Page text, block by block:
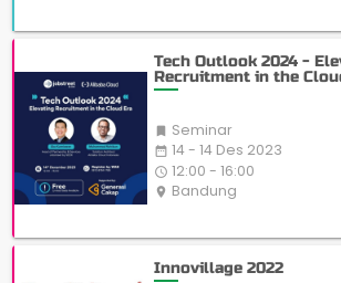
Tech Outlook 2024 -
Recruitment in the
 Seminar
date_range 14 - 14 Des 2023
access_time 12:00 - 16:00
place Bandung
Innovillage 2022